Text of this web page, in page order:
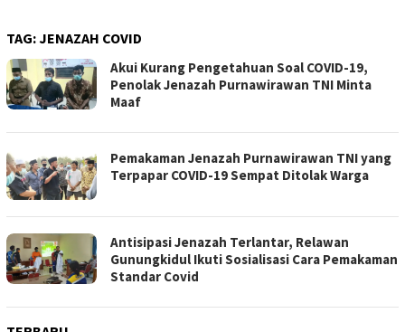
TAG:JENAZAH COVID
Akui Kurang Pengetahuan Soal COVID-19,
Penolak Jenazah Purnawirawan TNI Minta
Maaf
Pemakaman Jenazah Purnawirawan TNI yang
Terpapar COVID-19 Sempat Ditolak Warga
Antisipasi Jenazah Terlantar, Relawan
Gunungkidul Ikuti Sosialisasi Cara Pemakaman
Standar Covid